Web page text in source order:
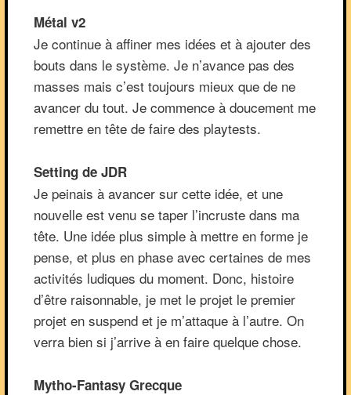
Métal v2
Je continue à affiner mes idées et à ajouter des
bouts dans le système. Je n’avance pas des
masses mais c’est toujours mieux que de ne
avancer du tout. Je commence à doucement me
remettre en tête de faire des playtests.
Setting de JDR
Je peinais à avancer sur cette idée, et une
nouvelle est venu se taper l’incruste dans ma
tête. Une idée plus simple à mettre en forme je
pense, et plus en phase avec certaines de mes
activités ludiques du moment. Donc, histoire
d’être raisonnable, je met le projet le premier
projet en suspend et je m’attaque à l’autre. On
verra bien si j’arrive à en faire quelque chose.
Mytho-Fantasy Grecque